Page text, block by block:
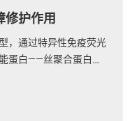
修护作用
，通过特异性免疫荧光
蛋白——丝聚合蛋白